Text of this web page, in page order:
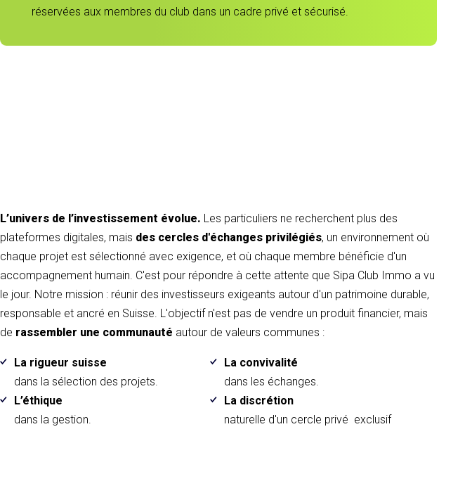
réservées aux membres du club dans un cadre privé et sécurisé.
L’univers de l’investissement évolue. Les particuliers ne recherchent plus des
plateformes digitales, mais des cercles d'échanges privilégiés, un environnement où
chaque projet est sélectionné avec exigence, et où chaque membre bénéficie d'un
accompagnement humain. C'est pour répondre à cette attente que Sipa Club Immo a vu
le jour. Notre mission : réunir des investisseurs exigeants autour d'un patrimoine durable,
responsable et ancré en Suisse. L'objectif n'est pas de vendre un produit financier, mais
de rassembler une communauté autour de valeurs communes :
La rigueur suisse
dans la sélection des projets.
La convivalité
dans les échanges.
L’éthique
dans la gestion.
La discrétion
naturelle d'un cercle privé exclusif